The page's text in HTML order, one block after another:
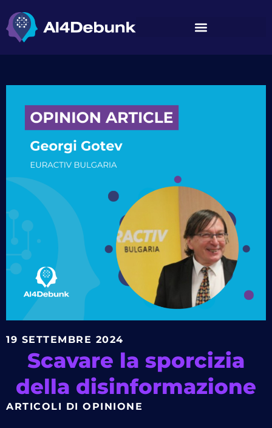
19 SETTEMBRE 2024
Scavare la sporcizia
della disinformazione
ARTICOLI DI OPINIONE